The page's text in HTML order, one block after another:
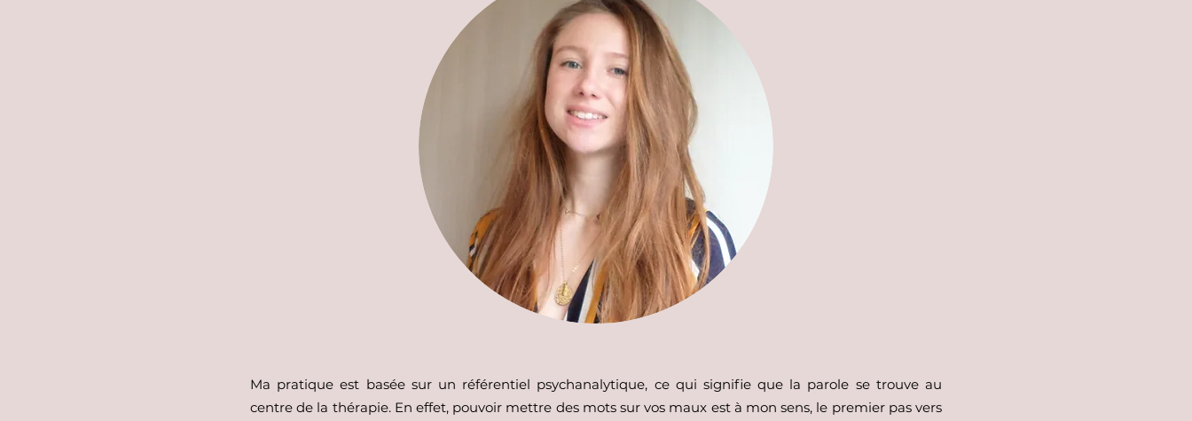
Ma pratique est basée sur un référentiel psychanalytique, ce qui signifie que la parole se trouve au
centre de la thérapie. En effet, pouvoir mettre des mots sur vos maux est à mon sens, le premier pas vers